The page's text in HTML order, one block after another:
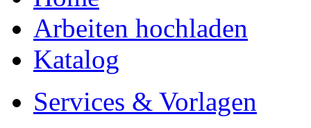
Arbeiten hochladen
Katalog
Services & Vorlagen